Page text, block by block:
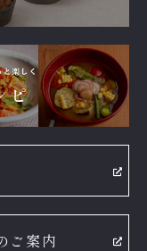
ご案内